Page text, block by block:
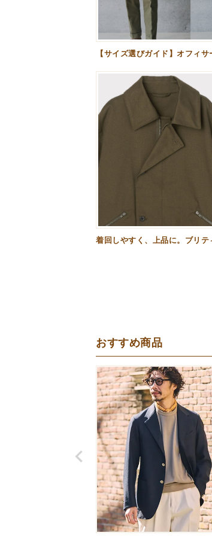
【サイズ選びガイド】オフィ
着回しやすく、上品に。ブリ
おすすめ商品